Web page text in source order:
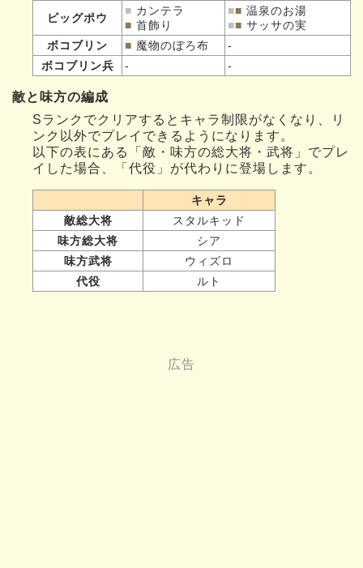
ビッグポウ
■ カンテラ
■ 首飾り
■■ 温泉のお湯
■■ サッサの実
ボコブリン
■ 魔物のぼろ布
-
ボコブリン兵
- -
敵と味方の編成
Sランクでクリアするとキャラ制限がなくなり、リ
ンク以外でプレイできるようになります。
以下の表にある「敵・味方の総大将・武将」でプレ
イした場合、「代役」が代わりに登場します。
キャラ
敵総大将
スタルキッド
味方総大将
シア
味方武将
ウィズロ
代役
ルト